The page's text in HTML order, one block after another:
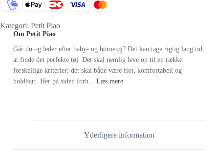
Kategori: Petit Piao
Om Petit Piao
Går du og leder efter baby- og børnetøj? Det kan tage rigtig lang tid
at finde det perfekte tøj. Det skal nemlig leve op til en række
forskellige kriterier; det skal både være flot, komfortabelt og
holdbart. Her på siden forh... Læs mere
Yderligere information